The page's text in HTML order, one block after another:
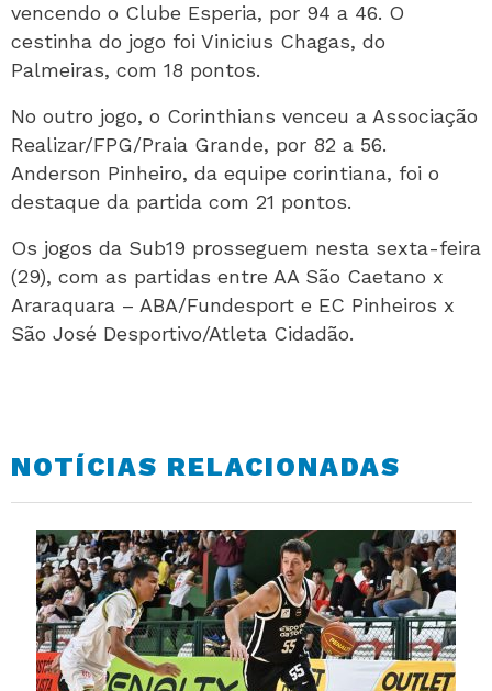
vencendo o Clube Esperia, por 94 a 46. O
cestinha do jogo foi Vinicius Chagas, do
Palmeiras, com 18 pontos.
No outro jogo, o Corinthians venceu a Associação
Realizar/FPG/Praia Grande, por 82 a 56.
Anderson Pinheiro, da equipe corintiana, foi o
destaque da partida com 21 pontos.
Os jogos da Sub19 prosseguem nesta sexta-feira
(29), com as partidas entre AA São Caetano x
Araraquara – ABA/Fundesport e EC Pinheiros x
São José Desportivo/Atleta Cidadão.
NOTÍCIAS RELACIONADAS